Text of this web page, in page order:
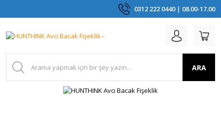
0312 222 0440 | 08.00-17.00
ARA